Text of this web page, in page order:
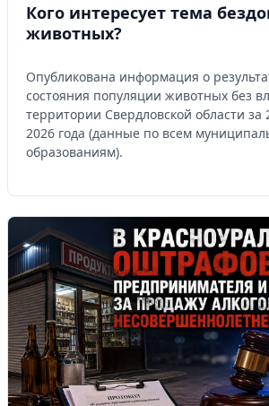
Кого интересует тема
животных?
Опубликована информация о
состояния популяции животных без
территории Свердловской области за
2026 года (данные по всем
образованиям).